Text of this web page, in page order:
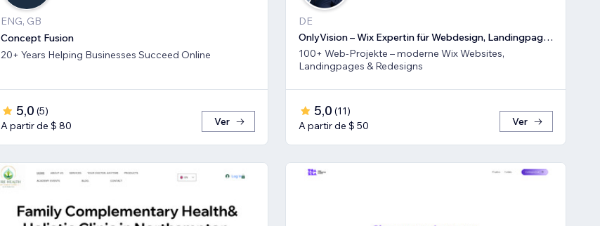
ENG, GB
Concept Fusion
20+ Years Helping Businesses Succeed Online
5,0 (5)
A partir de $ 80
Ver
DE
OnlyVision – Wix Expertin für Webdesign, Landingpages & Rede
100+ Web-Projekte – moderne Wix Websites,
Landingpages & Redesigns
5,0 (11)
A partir de $ 50
Ver